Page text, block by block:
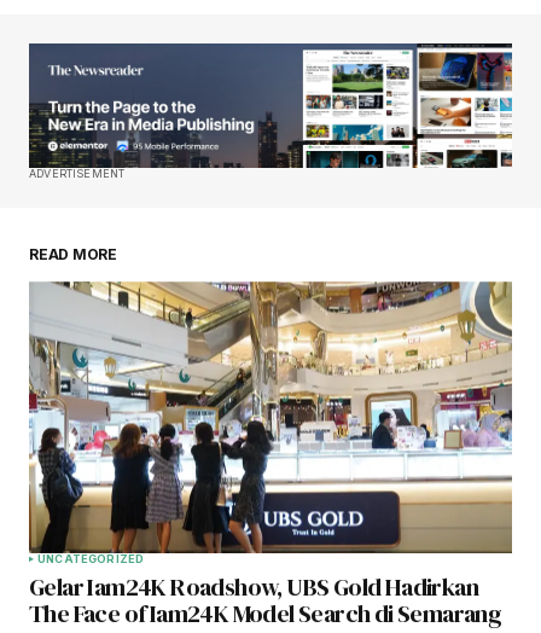
ADVERTISEMENT
READ MORE
UNCATEGORIZED
Gelar Iam24K Roadshow, UBS Gold Hadirkan
The Face of Iam24K Model Search di Semarang